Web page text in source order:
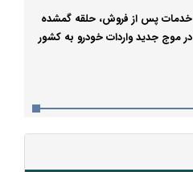
خدمات پس از فروش، حلقه گمشده
در موج جدید واردات خودرو به کشور